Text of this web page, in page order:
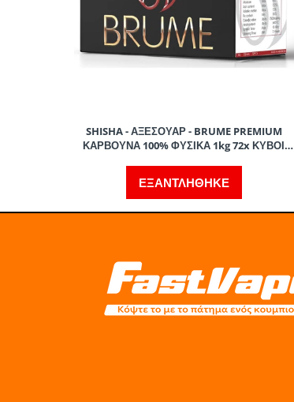
SHISHA - ΑΞΕΣΟΥΑΡ - BRUME PREMIUM
ΚΑΡΒΟΥΝΑ 100% ΦΥΣΙΚΑ 1kg 72x ΚΥΒΟΙ
ΕΞΑΝΤΛΗΘΗΚΕ